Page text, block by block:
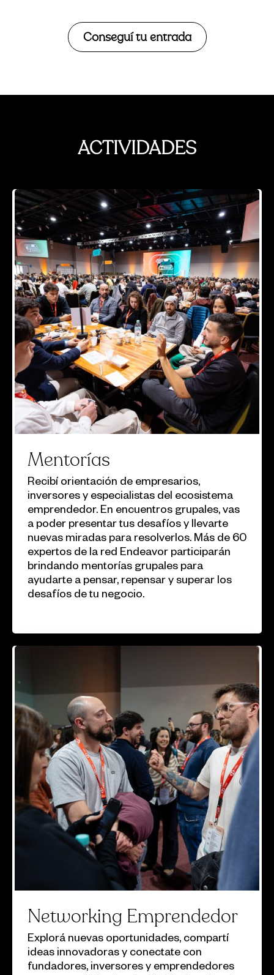
Conseguí tu entrada
ACTIVIDADES
Mentorías
Recibí orientación de empresarios,
inversores y especialistas del ecosistema
emprendedor. En encuentros grupales, vas
a poder presentar tus desafíos y llevarte
nuevas miradas para resolverlos. Más de 60
expertos de la red Endeavor participarán
brindando mentorías grupales para
ayudarte a pensar, repensar y superar los
desafíos de tu negocio.
Networking Emprendedor
Explorá nuevas oportunidades, compartí
ideas innovadoras y conectate con
fundadores, inversores y emprendedores